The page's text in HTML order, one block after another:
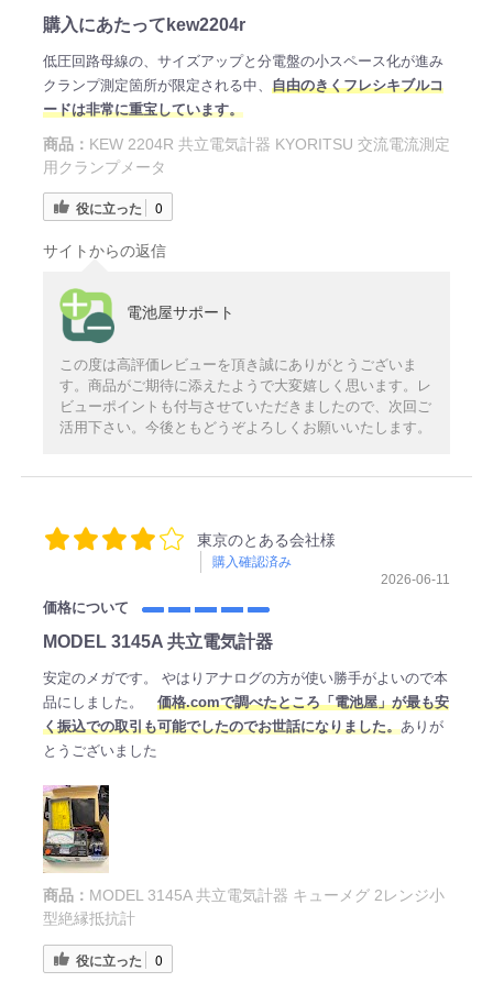
購入にあたってkew2204r
低圧回路母線の、サイズアップと分電盤の小スペース化が進み
クランプ測定箇所が限定される中、 自由のきくフレシキブルコ
ードは非常に重宝しています。
商品： KEW 2204R 共立電気計器 KYORITSU 交流電流測定
用クランプメータ
役に立った 0
サイトからの返信
電池屋サポート
この度は高評価レビューを頂き誠にありがとうございま
す。商品がご期待に添えたようで大変嬉しく思います。レ
ビューポイントも付与させていただきましたので、次回ご
活用下さい。今後ともどうぞよろしくお願いいたします。
東京のとある会社様
購入確認済み
2026-06-11
価格について
MODEL 3145A 共立電気計器
安定のメガです。 やはりアナログの方が使い勝手がよいので本
品にしました。 価格.comで調べたところ「電池屋」が最も安
く振込での取引も可能でしたのでお世話になりました。ありが
とうございました
商品： MODEL 3145A 共立電気計器 キューメグ 2レンジ小
型絶縁抵抗計
役に立った 0